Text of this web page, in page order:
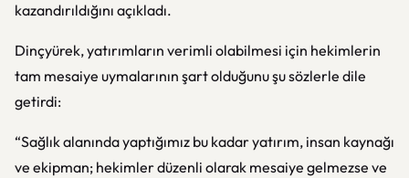
kazandırıldığını açıkladı.
Dinçyürek, yatırımların verimli olabilmesi için hekimlerin
tam mesaiye uymalarının şart olduğunu şu sözlerle dile
getirdi:
“Sağlık alanında yaptığımız bu kadar yatırım, insan kaynağı
ve ekipman; hekimler düzenli olarak mesaiye gelmezse ve